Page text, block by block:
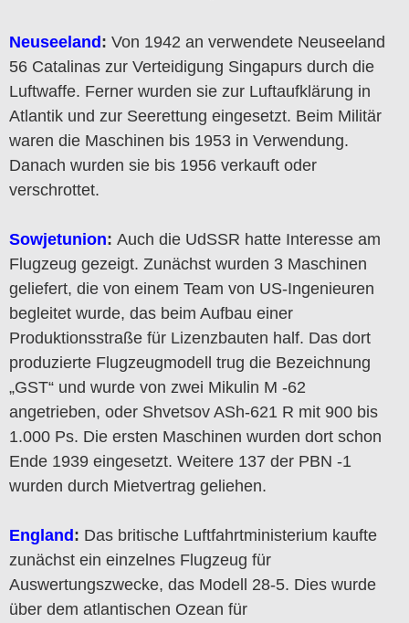
Neuseeland: Von 1942 an verwendete Neuseeland
56 Catalinas zur Verteidigung Singapurs durch die
Luftwaffe. Ferner wurden sie zur Luftaufklärung in
Atlantik und zur Seerettung eingesetzt. Beim Militär
waren die Maschinen bis 1953 in Verwendung.
Danach wurden sie bis 1956 verkauft oder
verschrottet.
Sowjetunion: Auch die UdSSR hatte Interesse am
Flugzeug gezeigt. Zunächst wurden 3 Maschinen
geliefert, die von einem Team von US-Ingenieuren
begleitet wurde, das beim Aufbau einer
Produktionsstraße für Lizenzbauten half. Das dort
produzierte Flugzeugmodell trug die Bezeichnung
„GST“ und wurde von zwei Mikulin M -62
angetrieben, oder Shvetsov ASh-621 R mit 900 bis
1.000 Ps. Die ersten Maschinen wurden dort schon
Ende 1939 eingesetzt. Weitere 137 der PBN -1
wurden durch Mietvertrag geliehen.
England: Das britische Luftfahrtministerium kaufte
zunächst ein einzelnes Flugzeug für
Auswertungszwecke, das Modell 28-5. Dies wurde
über dem atlantischen Ozean für